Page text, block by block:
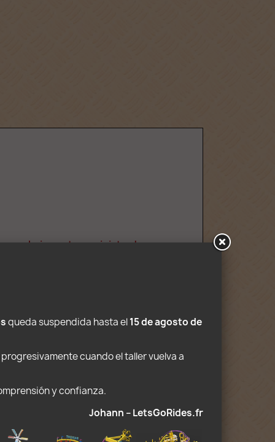
obviamente suministradas.
queda suspendida hasta el 15 de agosto de
cuando el taller vuelva a
y confianza.
Johann – LetsGoRides.fr